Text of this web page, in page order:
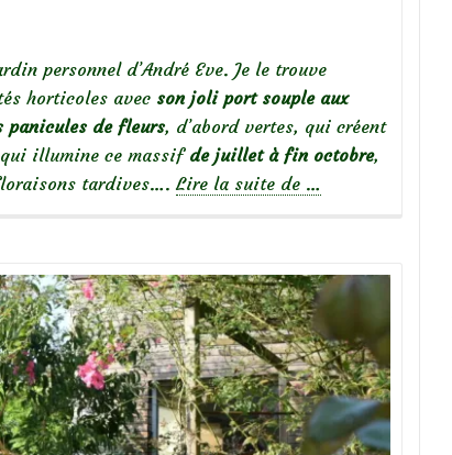
personnel d’André Eve. Je le trouve
horticoles avec son joli port souple aux
panicules de fleurs, d’abord vertes, qui créent
qui illumine ce massif de juillet à fin octobre,
tardives…. Lire la suite de à
…